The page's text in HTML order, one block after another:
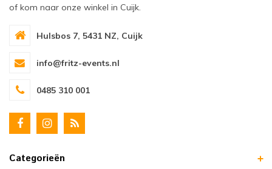
of kom naar onze winkel in Cuijk.
Hulsbos 7, 5431 NZ, Cuijk
info@fritz-events.nl
0485 310 001
Categorieën